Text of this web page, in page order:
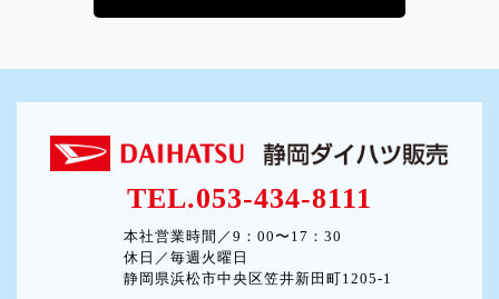
TEL.053-434-8111
本社営業時間／9：00〜17：30
休日／毎週火曜日
静岡県浜松市中央区笠井新田町1205-1